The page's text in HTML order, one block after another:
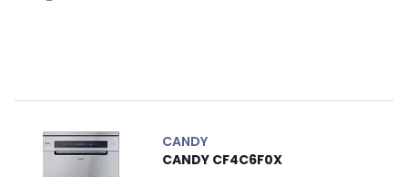
CANDY
CANDY CF4C6F0X